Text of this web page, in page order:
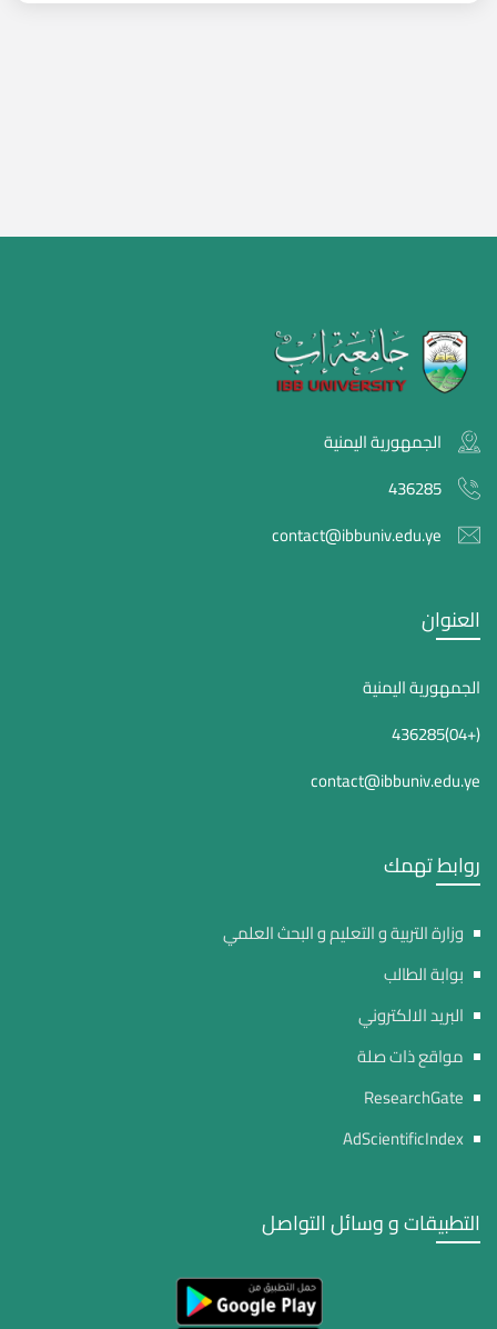
الجمهورية اليمنية
436285
contact@ibbuniv.edu.ye
العنوان
الجمهورية اليمنية
(+04)436285
contact@ibbuniv.edu.ye
روابط تهمك
وزارة التربية و التعليم و البحث العلمي
بوابة الطالب
البريد الالكتروني
مواقع ذات صلة
ResearchGate
AdScientificIndex
التطبيقات و وسائل التواصل